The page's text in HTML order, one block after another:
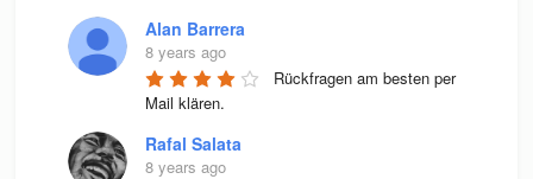
Alan Barrera
8 years ago
Rückfragen am besten per
Mail klären.
Rafal Salata
8 years ago